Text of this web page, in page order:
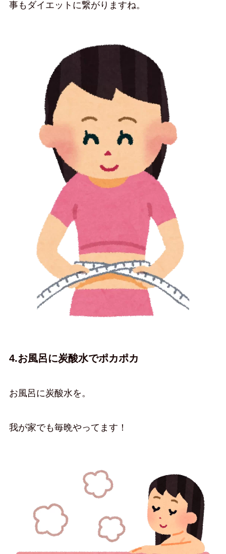
事もダイエットに繋がりますね。
4.お風呂に炭酸水でポカポカ
お風呂に炭酸水を。
我が家でも毎晩やってます！